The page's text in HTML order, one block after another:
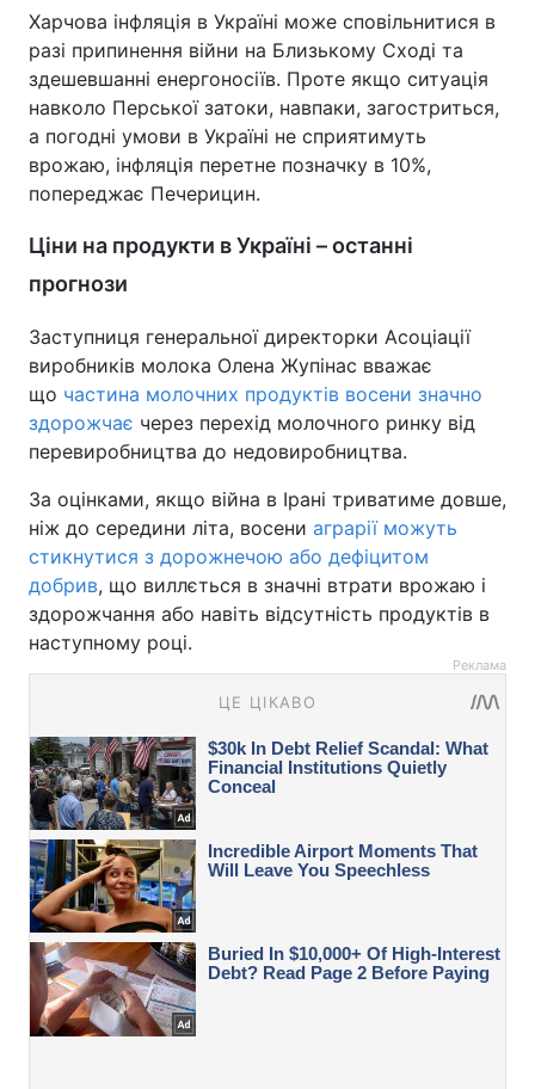
Харчова інфляція в Україні може сповільнитися в
разі припинення війни на Близькому Сході та
здешевшанні енергоносіїв. Проте якщо ситуація
навколо Перської затоки, навпаки, загостриться,
а погодні умови в Україні не сприятимуть
врожаю, інфляція перетне позначку в 10%,
попереджає Печерицин.
Ціни на продукти в Україні – останні
прогнози
Заступниця генеральної директорки Асоціації
виробників молока Олена Жупінас вважає
що частина молочних продуктів восени значно
здорожчає через перехід молочного ринку від
перевиробництва до недовиробництва.
За оцінками, якщо війна в Ірані триватиме довше,
ніж до середини літа, восени аграрії можуть
стикнутися з дорожнечою або дефіцитом
добрив, що виллється в значні втрати врожаю і
здорожчання або навіть відсутність продуктів в
наступному році.
Реклама